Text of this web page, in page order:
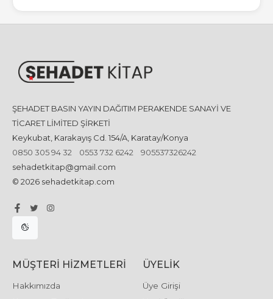
ŞEHADET BASIN YAYIN DAĞITIM PERAKENDE SANAYİ VE
TİCARET LİMİTED ŞİRKETİ
Keykubat, Karakayış Cd. 154/A, Karatay/Konya
0850 305 94 32
0553 732 6242
905537326242
sehadetkitap@gmail.com
© 2026 sehadetkitap.com
MÜŞTERI HIZMETLERI
Hakkımızda
ÜYELIK
Üye Girişi